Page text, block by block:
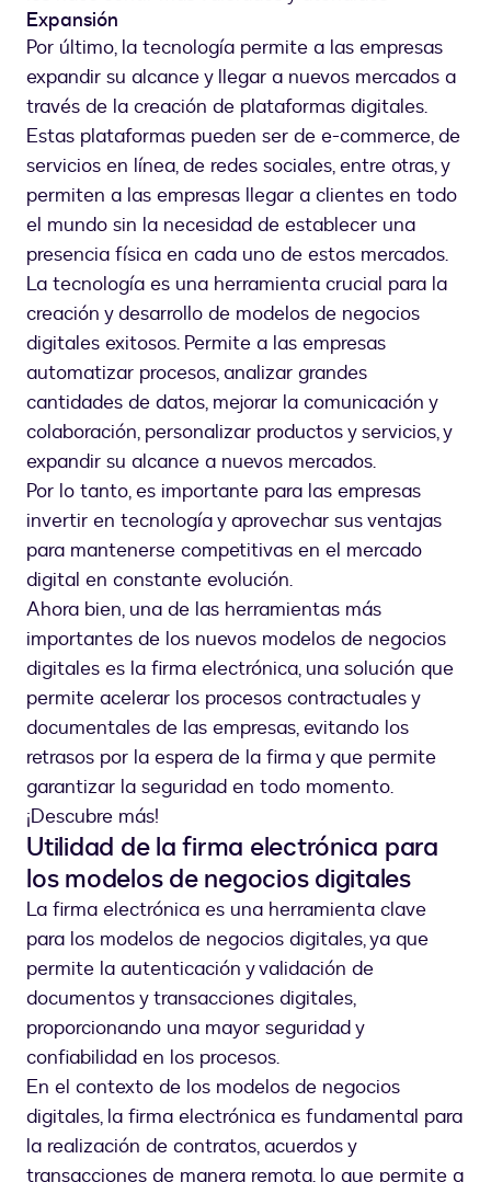
Expansión
Por último, la tecnología permite a las empresas
expandir su alcance y llegar a nuevos mercados a
través de la creación de plataformas digitales.
Estas plataformas pueden ser de e-commerce, de
servicios en línea, de redes sociales, entre otras, y
permiten a las empresas llegar a clientes en todo
el mundo sin la necesidad de establecer una
presencia física en cada uno de estos mercados.
La tecnología es una herramienta crucial para la
creación y desarrollo de modelos de negocios
digitales exitosos. Permite a las empresas
automatizar procesos, analizar grandes
cantidades de datos, mejorar la comunicación y
colaboración, personalizar productos y servicios, y
expandir su alcance a nuevos mercados.
Por lo tanto, es importante para las empresas
invertir en tecnología y aprovechar sus ventajas
para mantenerse competitivas en el mercado
digital en constante evolución.
Ahora bien, una de las herramientas más
importantes de los nuevos modelos de negocios
digitales es la firma electrónica, una solución que
permite acelerar los procesos contractuales y
documentales de las empresas, evitando los
retrasos por la espera de la firma y que permite
garantizar la seguridad en todo momento.
¡Descubre más!
Utilidad de la firma electrónica para
los modelos de negocios digitales
La firma electrónica es una herramienta clave
para los modelos de negocios digitales, ya que
permite la autenticación y validación de
documentos y transacciones digitales,
proporcionando una mayor seguridad y
confiabilidad en los procesos.
En el contexto de los modelos de negocios
digitales, la firma electrónica es fundamental para
la realización de contratos, acuerdos y
transacciones de manera remota, lo que permite a